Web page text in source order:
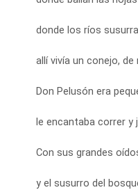
donde los ríos
allí vivía un conejo,
Don Pelusón era
le encantaba correr y
Con sus grandes
y el susurro del